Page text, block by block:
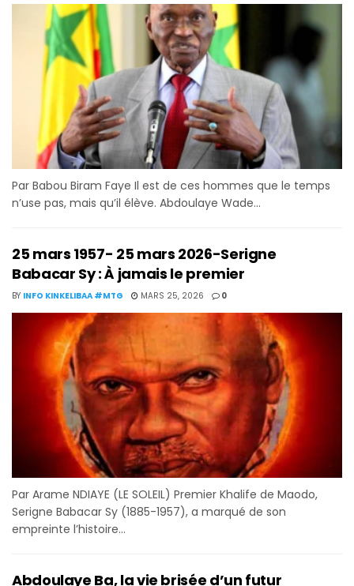
Par Babou Biram Faye Il est de ces hommes que le temps
n’use pas, mais qu’il élève. Abdoulaye Wade...
25 mars 1957- 25 mars 2026-Serigne
Babacar Sy : À jamais le premier
BY INFO KINKELIBAA #MTG MARS 25, 2026 0
Par Arame NDIAYE (LE SOLEIL) Premier Khalife de Maodo,
Serigne Babacar Sy (1885-1957), a marqué de son
empreinte l’histoire...
Abdoulaye Ba, la vie brisée d’un futur